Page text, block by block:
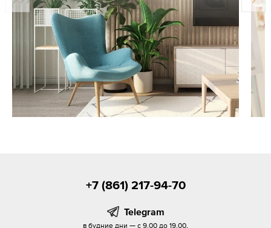
+7 (861) 217-94-70
Telegram
в будние дни — с 9.00 до 19.00,